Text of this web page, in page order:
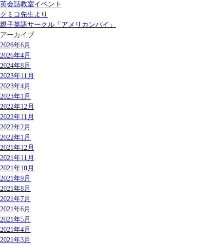
英会話教室イベント
クミコ先生より
親子英語サークル「アメリカンパイ」
アーカイブ
2026年6月
2026年4月
2024年8月
2023年11月
2023年4月
2023年1月
2022年12月
2022年11月
2022年2月
2022年1月
2021年12月
2021年11月
2021年10月
2021年9月
2021年8月
2021年7月
2021年6月
2021年5月
2021年4月
2021年3月